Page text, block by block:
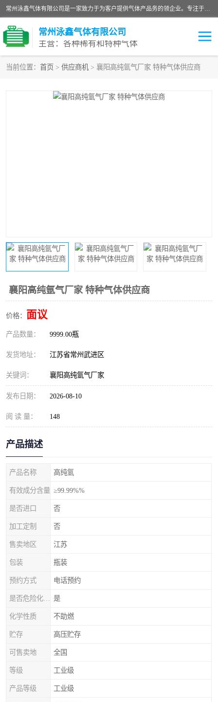
常州泳鑫气体有限公司是一家致力于为客户提供气体产品务的领企业。专注于环氧乙烷剂、环氧乙烷、高纯气体以及稀有和特种气体的研发、生产、销售和配送，产品广泛应用于医疗、电子、科研、化工、食品等多个领域。主要产品有：环氧乙烷灭菌剂，环氧乙烷，高纯氩，氮，氪，氙，氖，氘，笑，氦，氢，氧等各种稀有和特种气体。
常州泳鑫气体有限公司
主营：各种稀有和特种气体
当前位置： 首页 > 供应商机 > 襄阳高纯氩气厂家 特种气体供应商
襄阳高纯氩气厂家 特种气体供应商
价格： 面议
产品数量： 9999.00瓶
发货地址： 江苏省常州武进区
关键词： 襄阳高纯氩气厂家
发布日期： 2026-08-10
阅 读 量： 148
产品描述
产品名称 高纯氩
有效成分含量 ≥99.99%%
是否进口 否
加工定制 否
售卖地区 江苏
包装 瓶装
预约方式 电话预约
是
化学性质 不助燃
贮存 高压贮存
可售卖地 全国
等级 工业级
产品等级 工业级